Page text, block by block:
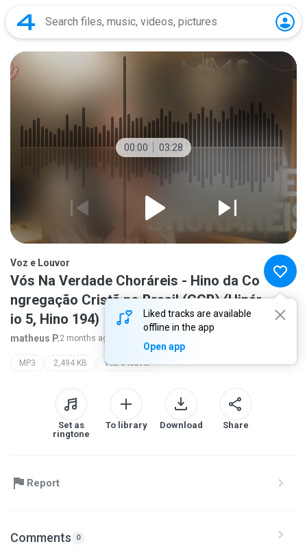
00:00 03:28
Liked tracks are available
offline in the app
Open app
Voz e Louvor
Vós Na Verdade Choráreis - Hino da Co
ngregação Cristã no Brasil (CCB) (Hinár
io 5, Hino 194)
matheus P.2 months ago
MP3 2,494 KB voz e louvor
Set as
ringtone
To library Download Share
Report
Comments 0